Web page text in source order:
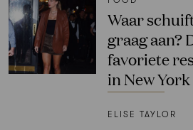
Waar
graag aan?
favoriete
in New York
ELISE TAYLOR